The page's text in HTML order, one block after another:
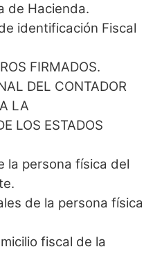
de Hacienda.
identificación Fiscal
FIRMADOS.
DEL CONTADOR
LA
LOS ESTADOS
la persona física del
de la persona física
fiscal de la